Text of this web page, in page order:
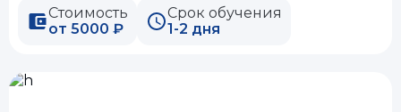
Стоимость
от 5000 ₽
Срок обучения
1-2 дня